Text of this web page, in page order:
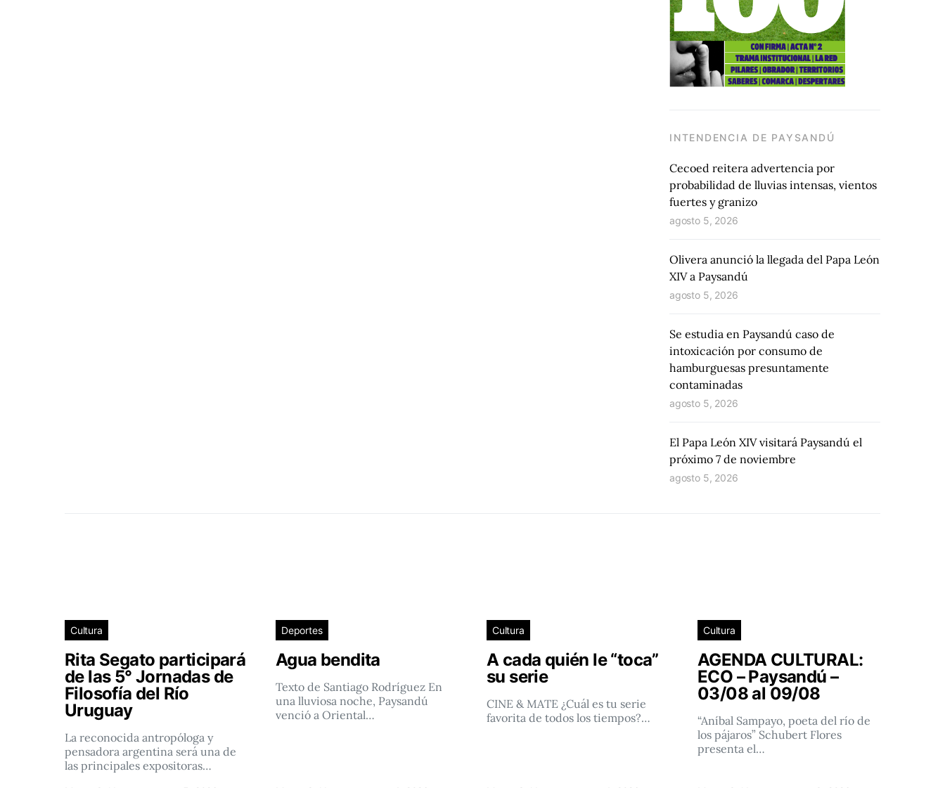
INTENDENCIA DE PAYSANDÚ
Cecoed reitera advertencia por
probabilidad de lluvias intensas, vientos
fuertes y granizo
agosto 5, 2026
Olivera anunció la llegada del Papa León
XIV a Paysandú
agosto 5, 2026
Se estudia en Paysandú caso de
intoxicación por consumo de
hamburguesas presuntamente
contaminadas
agosto 5, 2026
El Papa León XIV visitará Paysandú el
próximo 7 de noviembre
agosto 5, 2026
Cultura
Rita Segato participará
de las 5° Jornadas de
Filosofía del Río
Uruguay
La reconocida antropóloga y
pensadora argentina será una de
las principales expositoras…
Deportes
Agua bendita
Texto de Santiago Rodríguez En
una lluviosa noche, Paysandú
venció a Oriental…
Cultura
A cada quién le “toca”
su serie
CINE & MATE ¿Cuál es tu serie
favorita de todos los tiempos?…
Cultura
AGENDA CULTURAL:
ECO – Paysandú –
03/08 al 09/08
“Aníbal Sampayo, poeta del río de
los pájaros” Schubert Flores
presenta el…